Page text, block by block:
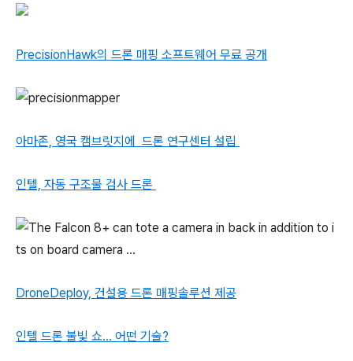
PrecisionHawk의 드론 매핑 소프트웨어 무료 공개
아마존, 영국 캠브릿지에 드론 연구센터 설립
인텔, 자동 구조물 검사 드론
DroneDeploy, 건설용 드론 매핑솔루션 제공
인텔 드론 불빛 쇼... 어떤 기술?